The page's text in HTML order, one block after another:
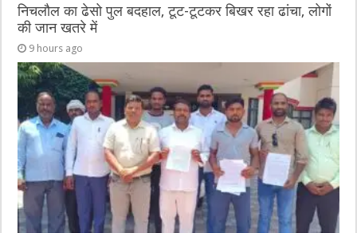
निचलौल का ढेसो पुल बदहाल, टूट-टूटकर बिखर रहा ढांचा, लोगों
की जान खतरे में
9 hours ago